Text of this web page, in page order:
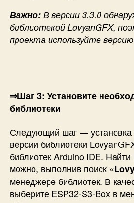
Важно: В версии 3.3.0
библиотекой LovyanGFX,
проекта используйте
⇒Шаг 3: Установите
библиотеки
Следующий шаг — установка
версии библиотеки
библиотек Arduino IDE.
можно, выполнив поиск «
менеджере библиотек. В
выберите ESP32-S3-Box в